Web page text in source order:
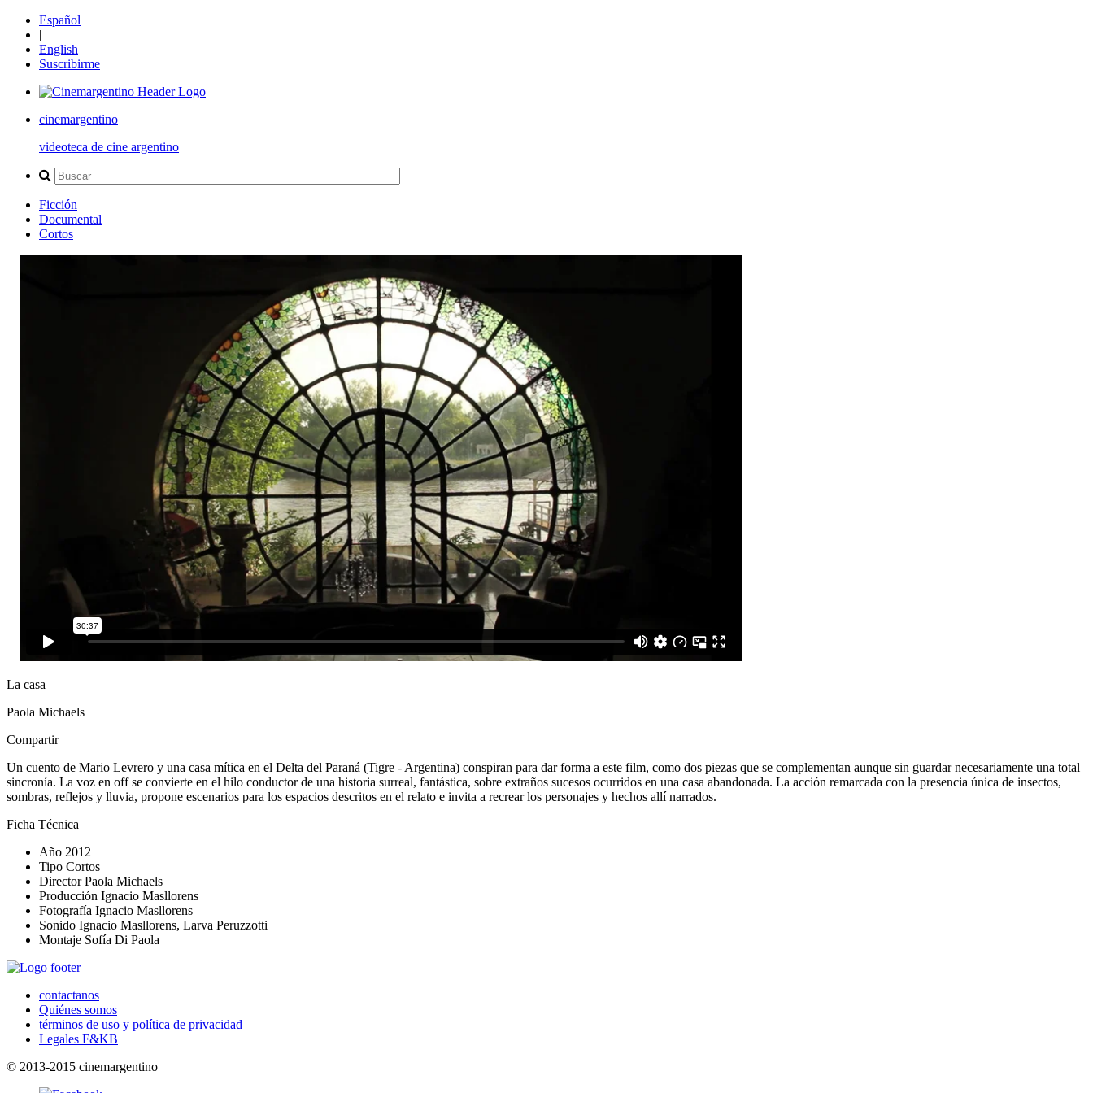
Español
|
English
Suscribirme
cinemargentino
videoteca de cine argentino
Ficción
Documental
Cortos
La casa
Paola Michaels
Compartir
Un cuento de Mario Levrero y una casa mítica en el Delta del Paraná (Tigre - Argentina) conspiran para dar forma a este film, como dos piezas que se complementan aunque sin guardar necesariamente una total
sincronía. La voz en off se convierte en el hilo conductor de una historia surreal, fantástica, sobre extraños sucesos ocurridos en una casa abandonada. La acción remarcada con la presencia única de insectos,
sombras, reflejos y lluvia, propone escenarios para los espacios descritos en el relato e invita a recrear los personajes y hechos allí narrados.
Ficha Técnica
Año 2012
Tipo Cortos
DirectorPaola Michaels
Producción Ignacio Masllorens
Fotografía Ignacio Masllorens
Sonido Ignacio Masllorens, Larva Peruzzotti
Montaje Sofía Di Paola
contactanos
Quiénes somos
términos de uso y política de privacidad
Legales F&KB
© 2013-2015 cinemargentino